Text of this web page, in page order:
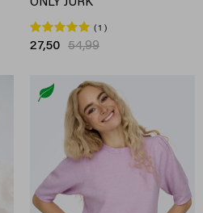
ONLY JURK
1
27,50 54,99